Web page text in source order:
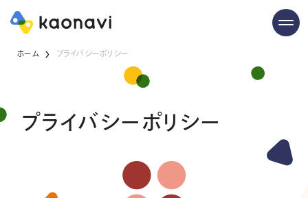
ホーム プライバシーポリシー
プライバシーポリシー